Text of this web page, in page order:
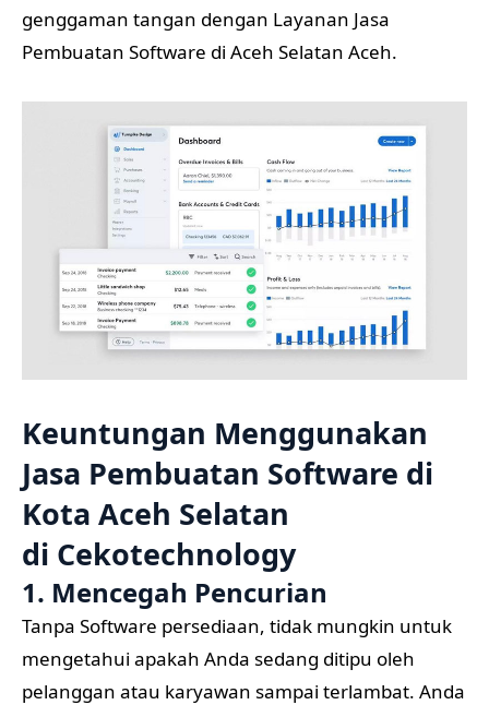
genggaman tangan dengan Layanan Jasa
Pembuatan Software di Aceh Selatan Aceh.
Keuntungan Menggunakan
Jasa Pembuatan Software di
Kota Aceh Selatan
di Cekotechnology
1. Mencegah Pencurian
Tanpa Software persediaan, tidak mungkin untuk
mengetahui apakah Anda sedang ditipu oleh
pelanggan atau karyawan sampai terlambat. Anda